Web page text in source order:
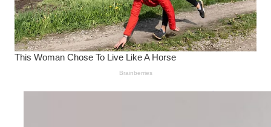
Wanita Pamer Pakaian